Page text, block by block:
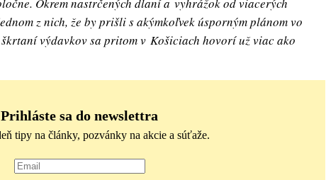
Okrem nastrčených dlaní a vyhrážok od viacerých
z nich, že by prišli s akýmkoľvek úsporným plánom vo
výdavkov sa pritom v Košiciach hovorí už viac ako
Prihláste sa do newslettra
tipy na články, pozvánky na akcie a súťaže.